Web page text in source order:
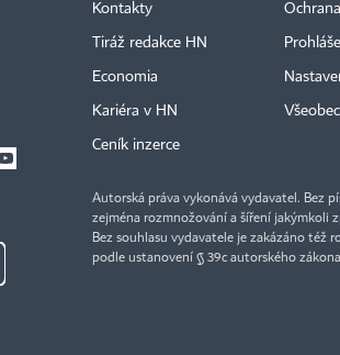
Kontakty
Tiráž redakce HN
Economia
Kariéra v HN
Ceník inzerce
Autorská práva vykonává vydavatel. Bez
zejména rozmnožování a šíření jakýmkoli
Bez souhlasu vydavatele je zakázáno
podle ustanovení § 39c autorského